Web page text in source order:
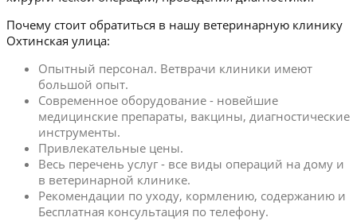
Почему стоит обратиться в нашу ветеринарную клинику
Охтинская улица:
Опытный персонал. Ветврачи клиники имеют
большой опыт.
Современное оборудование - новейшие
медицинские препараты, вакцины, диагностические
инструменты.
Привлекательные цены.
Весь перечень услуг - все виды операций на дому и
в ветеринарной клинике.
Рекомендации по уходу, кормлению, содержанию и
Бесплатная консультация по телефону.